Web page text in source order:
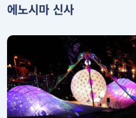
에노시마 신사